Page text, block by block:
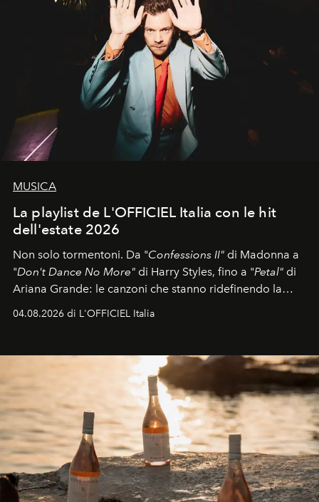
MUSICA
La playlist de L'OFFICIEL Italia con le hit
dell'estate 2026
Non solo tormentoni. Da "Confessions II" di Madonna a
"Don't Dance No More" di Harry Styles, fino a "Petal" di
Ariana Grande: le canzoni che stanno ridefinendo la
colonna sonora della stagione.
04.08.2026 di L'OFFICIEL Italia